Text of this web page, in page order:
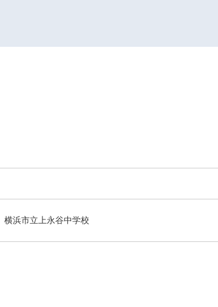
横浜市立上永谷中学校